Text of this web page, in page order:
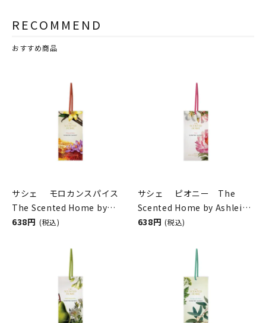
RECOMMEND
おすすめ商品
サシェ モロカンスパイス
The Scented Home by
Ashleigh＆Burwood
638円 (税込)
サシェ ピオニー The
Scented Home by Ashleigh
＆Burwood
638円 (税込)